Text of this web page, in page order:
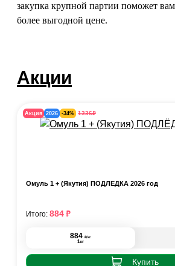
закупка крупной партии поможет
более выгодной цене.
Акции
Акция 2026 -34% 1336₽
Омуль 1 + (Якутия) ПОДЛЁДКА 2026 год
884 ₽/кг
1кг
Купить
Итого: 884₽